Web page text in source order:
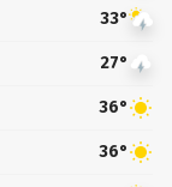
33°
27°
36°
36°